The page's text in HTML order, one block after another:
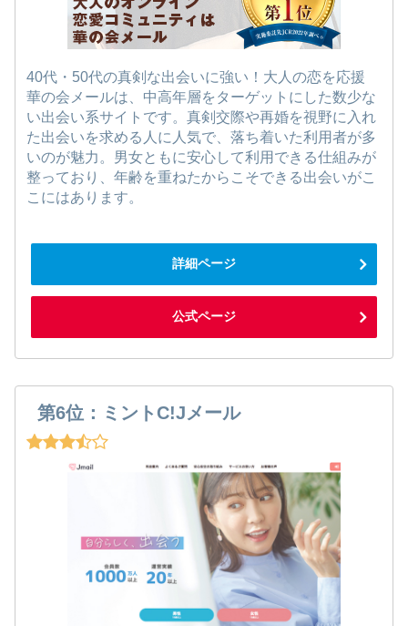
40代・50代の真剣な出会いに強い！大人の恋を応援
華の会メールは、中高年層をターゲットにした数少な
い出会い系サイトです。真剣交際や再婚を視野に入れ
た出会いを求める人に人気で、落ち着いた利用者が多
いのが魅力。男女ともに安心して利用できる仕組みが
整っており、年齢を重ねたからこそできる出会いがこ
こにはあります。
詳細ページ
公式ページ
第6位：ミントC!Jメール